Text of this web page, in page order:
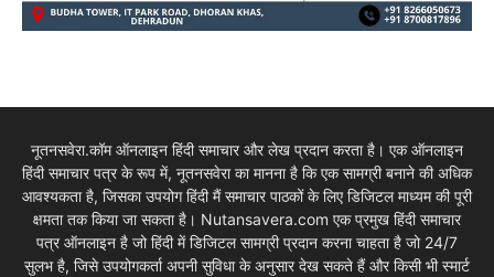
नूतनसवेरा.कॉम ऑनलाइन हिंदी समाचार और लेख प्रदान करता है। एक ऑनलाइन
हिंदी समाचार पत्र के रूप में, नूतनसवेरा का मानना है कि एक सामग्री बनाने की अधिक
आवश्यकता है, जिसका उपयोग हिंदी मैं समाचार पाठकों के लिए डिजिटल माध्यम की पूरी
क्षमता तक किया जा सकता है। Nutansavera.com एक प्रमुख हिंदी समाचार
पत्र ऑनलाइन है जो हिंदी में डिजिटल सामग्री प्रदान करना चाहता है जो 24/7
सुलभ है, जिसे उपयोगकर्ता अपनी सुविधा के अनुसार देख सकते हैं और किसी भी स्मार्ट